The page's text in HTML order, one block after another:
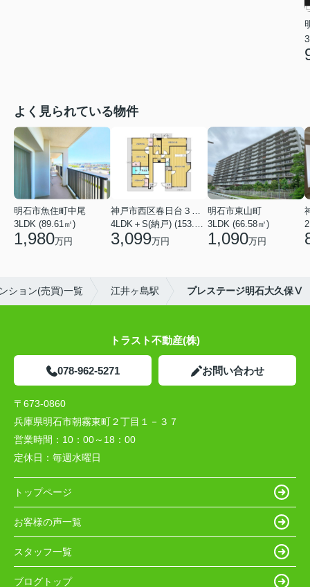
よく見られている物件
明石市魚住町中尾
3LDK (89.61㎡)
1,980万円
神戸市西区春日台３丁目
4LDK＋S(納戸) (153.86㎡)
3,099万円
明石市東山町
3LDK (66.58㎡)
1,090万円
ション(売買)一覧 江井ヶ島駅 プレステージ明石大久保Ⅴ
トラスト不動産(株)
078-962-5271 お問い合わせ
〒673-0860
兵庫県明石市朝霧東町２丁目１－３７
営業時間： 10：00～18：00
定休日： 毎週水曜日
トップページ
お客様の声一覧
スタッフ一覧
ブログトップ